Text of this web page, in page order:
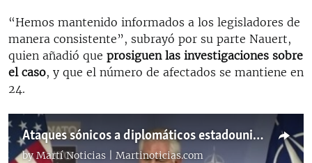
“Hemos mantenido informados a los legisladores de
manera consistente”, subrayó por su parte Nauert,
quien añadió que prosiguen las investigaciones sobre
el caso, y que el número de afectados se mantiene en
24.
Ataques sónicos a diplomáticos estadounidenses en Cuba generan más reacciones
byMartí Noticias | Martinoticias.com